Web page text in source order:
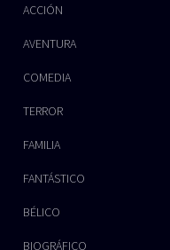
ACCIÓN
AVENTURA
COMEDIA
TERROR
FAMILIA
FANTÁSTICO
BÉLICO
BIOGRÁFICO